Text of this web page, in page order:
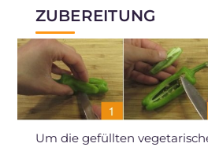
ZUBEREITUNG
Um die gefüllten